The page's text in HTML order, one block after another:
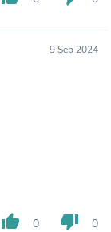
9 Sep 2024
thumb_up 0 thumb_down 0